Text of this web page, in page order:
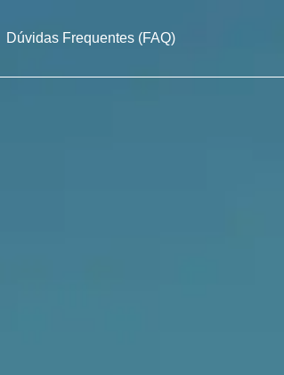
Dúvidas Frequentes (FAQ)